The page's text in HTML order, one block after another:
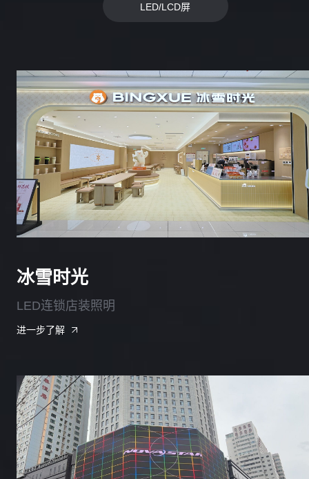
LED/LCD屏
冰雪时光
LED连锁店装照明
进一步了解